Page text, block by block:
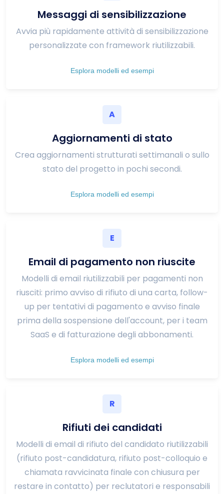
Messaggi di sensibilizzazione
Avvia più rapidamente attività di sensibilizzazione
personalizzate con framework riutilizzabili.
Esplora modelli ed esempi
A
Aggiornamenti di stato
Crea aggiornamenti strutturati settimanali o sullo
stato del progetto in pochi secondi.
Esplora modelli ed esempi
E
Email di pagamento non riuscite
Modelli di email riutilizzabili per pagamenti non
riusciti: primo avviso di rifiuto di una carta, follow-
up per tentativi di pagamento e avviso finale
prima della sospensione dell'account, per i team
SaaS e di fatturazione degli abbonamenti.
Esplora modelli ed esempi
R
Rifiuti dei candidati
Modelli di email di rifiuto del candidato riutilizzabili
(rifiuto post-candidatura, rifiuto post-colloquio e
chiamata ravvicinata finale con chiusura per
restare in contatto) per reclutatori e responsabili